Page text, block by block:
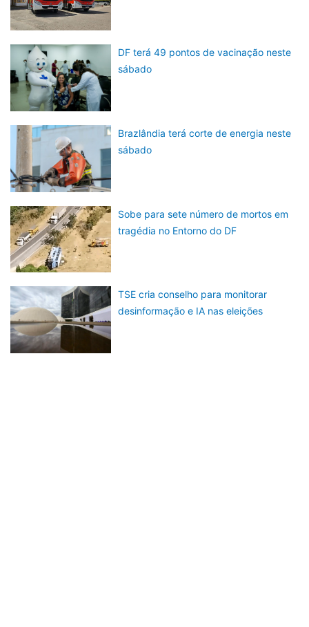
DF terá 49 pontos de vacinação neste
sábado
Brazlândia terá corte de energia neste
sábado
Sobe para sete número de mortos em
tragédia no Entorno do DF
TSE cria conselho para monitorar
desinformação e IA nas eleições